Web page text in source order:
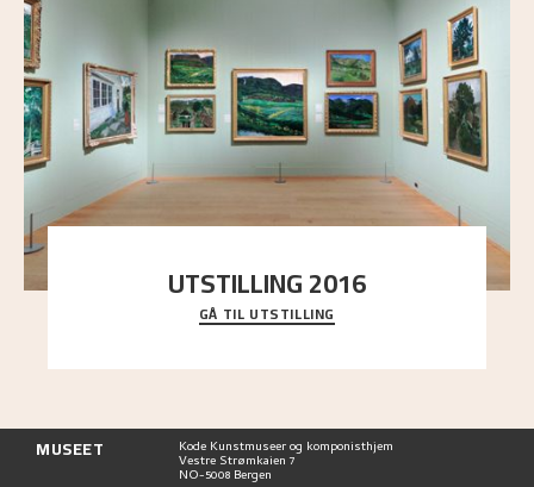
UTSTILLING 2016
En komplett oversikt over Nikolai Astrups
utstillinger, fra debuten i 1900 og frem til i dag.
GÅ TIL UTSTILLING
MUSEET Kode Kunstmuseer og komponisthjem
Vestre Strømkaien 7
NO-5008 Bergen